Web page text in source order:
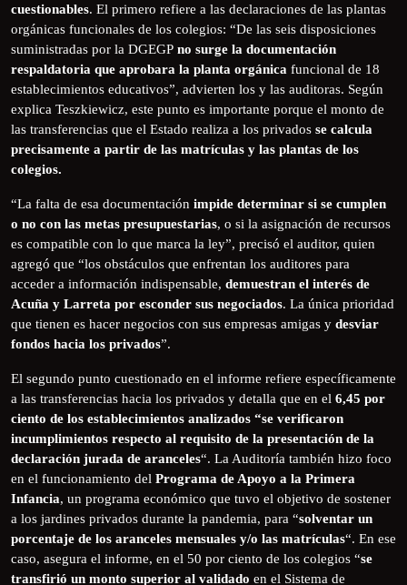
cuestionables. El primero refiere a las declaraciones de las plantas
orgánicas funcionales de los colegios: “De las seis disposiciones
suministradas por la DGEGP no surge la documentación
respaldatoria que aprobara la planta orgánica funcional de 18
establecimientos educativos”, advierten los y las auditoras. Según
explica Teszkiewicz, este punto es importante porque el monto de
las transferencias que el Estado realiza a los privados se calcula
precisamente a partir de las matrículas y las plantas de los
colegios.
“La falta de esa documentación impide determinar si se cumplen
o no con las metas presupuestarias, o si la asignación de recursos
es compatible con lo que marca la ley”, precisó el auditor, quien
agregó que “los obstáculos que enfrentan los auditores para
acceder a información indispensable, demuestran el interés de
Acuña y Larreta por esconder sus negociados. La única prioridad
que tienen es hacer negocios con sus empresas amigas y desviar
fondos hacia los privados”.
El segundo punto cuestionado en el informe refiere específicamente
a las transferencias hacia los privados y detalla que en el 6,45 por
ciento de los establecimientos analizados “se verificaron
incumplimientos respecto al requisito de la presentación de la
declaración jurada de aranceles“. La Auditoría también hizo foco
en el funcionamiento del Programa de Apoyo a la Primera
Infancia, un programa económico que tuvo el objetivo de sostener
a los jardines privados durante la pandemia, para “solventar un
porcentaje de los aranceles mensuales y/o las matrículas“. En ese
caso, asegura el informe, en el 50 por ciento de los colegios “se
transfirió un monto superior al validado en el Sistema de